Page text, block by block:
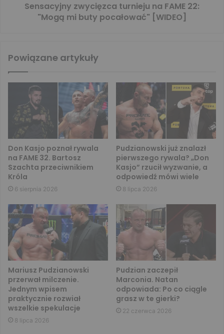
Sensacyjny zwycięzca turnieju na FAME 22:
"Mogą mi buty pocałować" [WIDEO]
Powiązane artykuły
Don Kasjo poznał rywala
na FAME 32. Bartosz
Szachta przeciwnikiem
Króla
6 sierpnia 2026
Pudzianowski już znalazł
pierwszego rywala? „Don
Kasjo” rzucił wyzwanie, a
odpowiedź mówi wiele
8 lipca 2026
Mariusz Pudzianowski
przerwał milczenie.
Jednym wpisem
praktycznie rozwiał
wszelkie spekulacje
8 lipca 2026
Pudzian zaczepił
Marconia. Natan
odpowiada: Po co ciągle
grasz w te gierki?
22 czerwca 2026